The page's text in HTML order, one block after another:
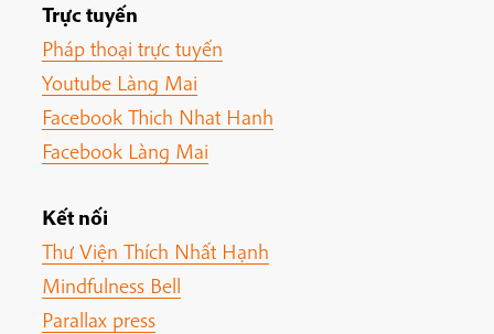
Trực tuyến
Pháp thoại trực tuyến
Youtube Làng Mai
Facebook Thich Nhat Hanh
Facebook Làng Mai
Kết nối
Thư Viện Thích Nhất Hạnh
Mindfulness Bell
Parallax press